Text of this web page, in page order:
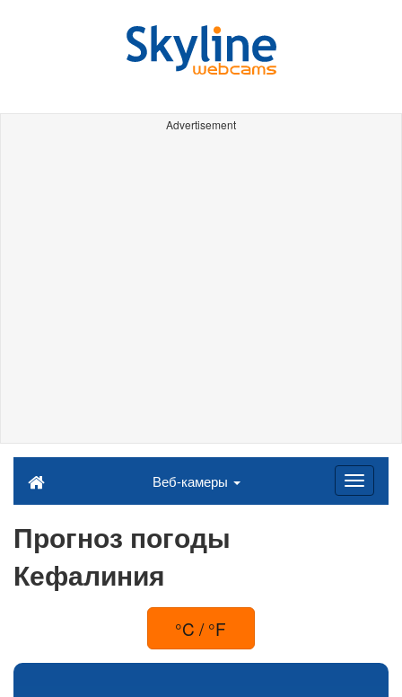
Advertisement
Веб-камеры
Прогноз погоды
Кефалиния
°C / °F